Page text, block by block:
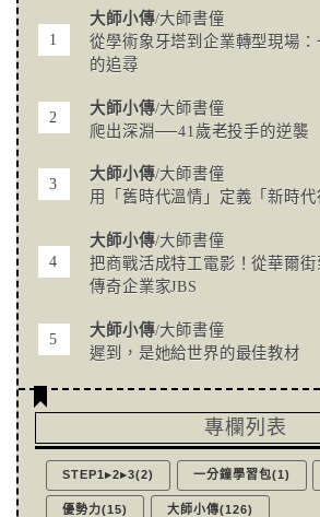
大師小傳/大師書僮
從學術象牙塔到企業轉型現場
的追尋
大師小傳/大師書僮
爬出深淵──41歲老投手的逆襲
大師小傳/大師書僮
用「舊時代溫情」定義「新時代
大師小傳/大師書僮
把商戰活成特工電影！從華爾
傳奇企業家JBS
大師小傳/大師書僮
遲到，是她給世界的最佳教材
專欄列表
STEP1▸2▸3(2) 一分鐘學習包(1)
優勢力(15) 大師小傳(126)